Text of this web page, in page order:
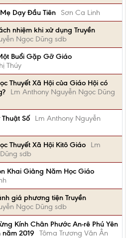
Dạy Đầu Tiên
Sơn Ca Linh
nhiệm khi xử dụng Truyền
Ngọc Dũng sdb
Buổi Gặp Gỡ Giáo
Thúy
Thuyết Xã Hội của Giáo Hội có
Lm Anthony Nguyễn Ngọc Dũng
Số
Lm Anthony Nguyễn
Thuyết Xã Hội Kitô Giáo
Lm
sdb
Khai Giảng Năm Học Giáo
giá phương tiện Truyền
Ngọc Dũng sdb
Kính Chân Phước An-rê Phú Yên
2019
Tôma Trương Văn Ân